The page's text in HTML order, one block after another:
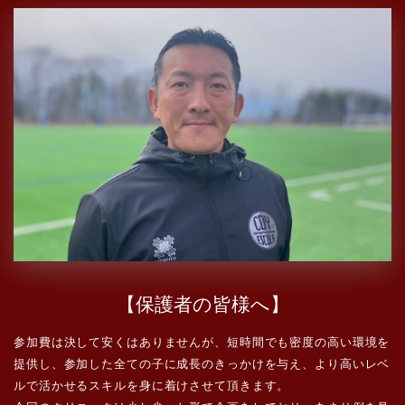
【保護者の皆様へ】
参加費は決して安くはありませんが、短時間でも密度の高い環境を
提供し、参加した全ての子に成長のきっかけを与え、より高いレベ
ルで活かせるスキルを身に着けさせて頂きます。